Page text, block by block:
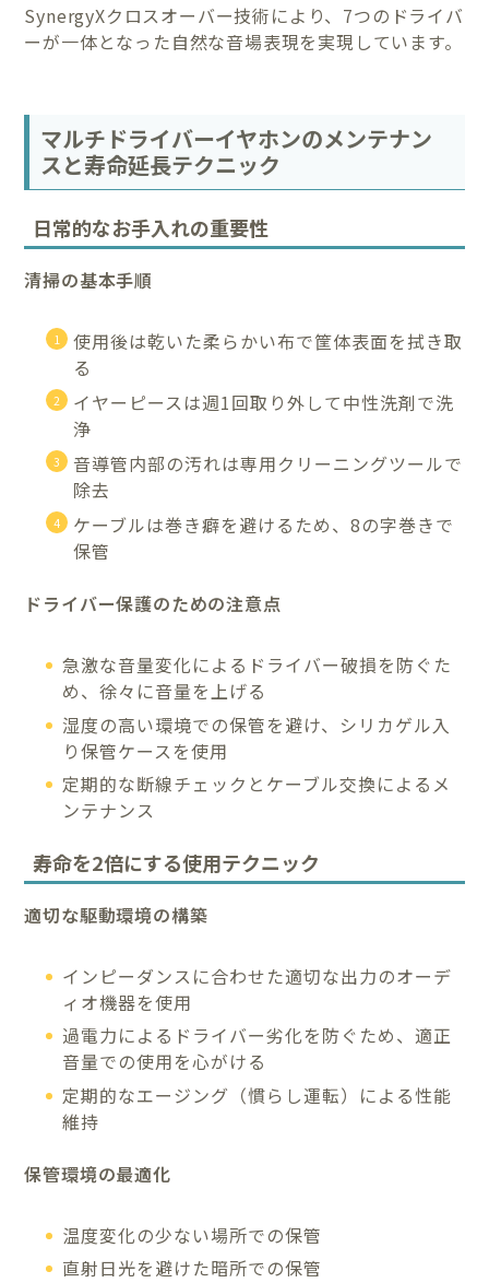
SynergyXクロスオーバー技術により、7つのドライバ
ーが一体となった自然な音場表現を実現しています。
マルチドライバーイヤホンのメンテナン
スと寿命延長テクニック
日常的なお手入れの重要性
清掃の基本手順
使用後は乾いた柔らかい布で筐体表面を拭き取
る
イヤーピースは週1回取り外して中性洗剤で洗
浄
音導管内部の汚れは専用クリーニングツールで
除去
ケーブルは巻き癖を避けるため、8の字巻きで
保管
ドライバー保護のための注意点
急激な音量変化によるドライバー破損を防ぐた
め、徐々に音量を上げる
湿度の高い環境での保管を避け、シリカゲル入
り保管ケースを使用
定期的な断線チェックとケーブル交換によるメ
ンテナンス
寿命を2倍にする使用テクニック
適切な駆動環境の構築
インピーダンスに合わせた適切な出力のオーデ
ィオ機器を使用
過電力によるドライバー劣化を防ぐため、適正
音量での使用を心がける
定期的なエージング（慣らし運転）による性能
維持
保管環境の最適化
温度変化の少ない場所での保管
直射日光を避けた暗所での保管